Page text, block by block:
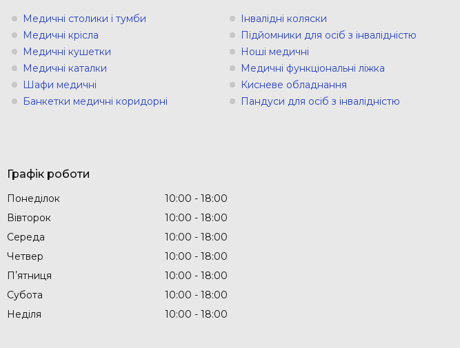
Медичні столики і тумби
Медичні крісла
Медичні кушетки
Медичні каталки
Шафи медичні
Банкетки медичні коридорні
Інвалідні коляски
Підйомники для осіб з інвалідністю
Ноші медичні
Медичні функціональні ліжка
Кисневе обладнання
Пандуси для осіб з інвалідністю
Графік роботи
Понеділок 10:00
18:00
Вівторок
10:00
18:00
Середа
10:00
18:00
Четвер
10:00
18:00
Пʼятниця
10:00
18:00
Субота
10:00
18:00
Неділя
10:00 18:00